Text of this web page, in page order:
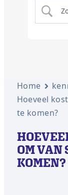
Home
Hoeveel
te komen?
OM VAN
KOMEN?